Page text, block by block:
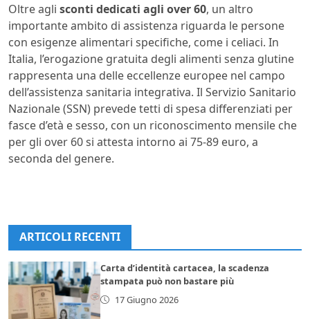
Oltre agli sconti dedicati agli over 60, un altro
importante ambito di assistenza riguarda le persone
con esigenze alimentari specifiche, come i celiaci. In
Italia, l’erogazione gratuita degli alimenti senza glutine
rappresenta una delle eccellenze europee nel campo
dell’assistenza sanitaria integrativa. Il Servizio Sanitario
Nazionale (SSN) prevede tetti di spesa differenziati per
fasce d’età e sesso, con un riconoscimento mensile che
per gli over 60 si attesta intorno ai 75-89 euro, a
seconda del genere.
ARTICOLI RECENTI
Carta d’identità cartacea, la scadenza
stampata può non bastare più
17 Giugno 2026